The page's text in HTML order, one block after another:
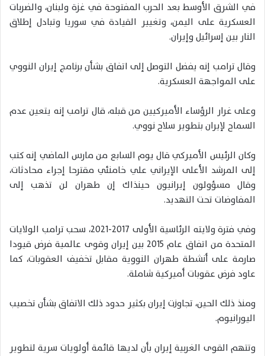
في الشرق الأوسط بعد الحرب المفتوحة في غزة ولبنان، والضربات
العسكرية على اليمن، وتغيير القيادة في سوريا وتبادل إطلاق
النار بين إسرائيل وإيران.
وقال ترامب إنه يفضل التوصل إلى اتفاق بشأن برنامج إيران النووي
على المواجهة العسكرية.
وعلى غرار الرؤساء الأميركيين من قبله، قال ترامب إنه يتعين عدم
السماح لإيران بتطوير سلاح نووي.
وكان الرئيس الأميركي قال يوم السابع من مارس الماضي إنه كتب
إلى المرشد الأعلى الإيراني علي خامنئي مقترحا إجراء محادثات،
وقال مسؤولون إيرانيون حينذاك إن طهران لن تذهب إلى
المفاوضات تحت التهديد.
وفي فترة ولايته الرئاسية الأولى 2017-2021، سحب ترامب الولايات
المتحدة من اتفاق عام 2015 بين إيران وقوى عالمية فرض قيودا
صارمة على أنشطة طهران النووية مقابل تخفيف العقوبات، كما
عاود فرض عقوبات أميركية شاملة.
ومنذ ذلك الحين، تجاوزت إيران بكثير حدود ذلك الاتفاق بشأن تخصيب
اليورانيوم.
وتتهم القوى الغربية إيران بأن لديها قائمة أولويات سرية لتطوير